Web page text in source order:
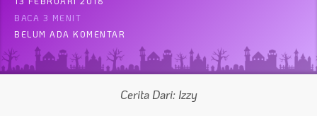
BACA 3 MENIT
BELUM ADA KOMENTAR
Cerita Dari: Izzy